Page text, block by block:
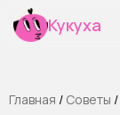
Кукуха
Главная / Cоветы /